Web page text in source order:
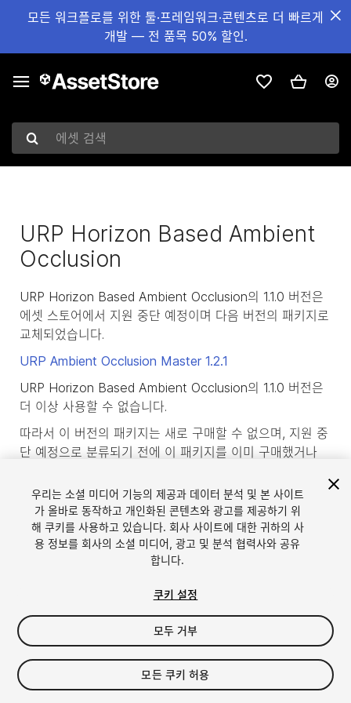
모든 워크플로를 위한 툴·프레임워크·콘텐츠로 더 빠르게
개발 — 전 품목 50% 할인.
에셋 검색
URP Horizon Based Ambient
Occlusion
URP Horizon Based Ambient Occlusion의 1.1.0 버전은
에셋 스토어에서 지원 중단 예정이며 다음 버전의 패키지로
교체되었습니다.
URP Ambient Occlusion Master 1.2.1
URP Horizon Based Ambient Occlusion의 1.1.0 버전은
더 이상 사용할 수 없습니다.
따라서 이 버전의 패키지는 새로 구매할 수 없으며, 지원 중
단 예정으로 분류되기 전에 이 패키지를 이미 구매했거나
product_deprecated_intro3
우리는 소셜 미디어 기능의 제공과 데이터 분석 및 본 사이트
가 올바로 동작하고 개인화된 콘텐츠와 광고를 제공하기 위
해 쿠키를 사용하고 있습니다. 회사 사이트에 대한 귀하의 사
용 정보를 회사의 소셜 미디어, 광고 및 분석 협력사와 공유
합니다.
쿠키 설정
모두 거부
모든 쿠키 허용